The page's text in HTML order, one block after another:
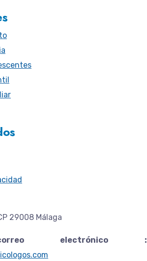
29008 Málaga
electrónico :